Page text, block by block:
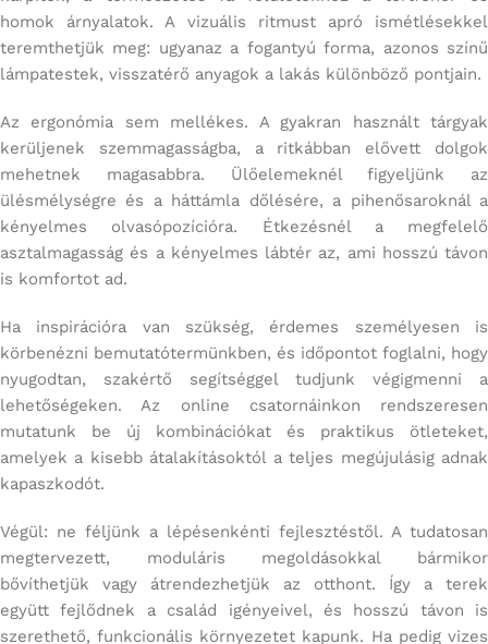
homok árnyalatok. A vizuális ritmust apró ismétlésekkel
teremthetjük meg: ugyanaz a fogantyú forma, azonos színű
lámpatestek, visszatérő anyagok a lakás különböző pontjain.
Az ergonómia sem mellékes. A gyakran használt tárgyak
kerüljenek szemmagasságba, a ritkábban elővett dolgok
mehetnek magasabbra. Ülőelemeknél figyeljünk az
ülésmélységre és a háttámla dőlésére, a pihenősaroknál a
kényelmes olvasópozícióra. Étkezésnél a megfelelő
asztalmagasság és a kényelmes lábtér az, ami hosszú távon
is komfortot ad.
Ha inspirációra van szükség, érdemes személyesen is
körbenézni bemutatótermünkben, és időpontot foglalni, hogy
nyugodtan, szakértő segítséggel tudjunk végigmenni a
lehetőségeken. Az online csatornáinkon rendszeresen
mutatunk be új kombinációkat és praktikus ötleteket,
amelyek a kisebb átalakításoktól a teljes megújulásig adnak
kapaszkodót.
Végül: ne féljünk a lépésenkénti fejlesztéstől. A tudatosan
megtervezett, moduláris megoldásokkal bármikor
bővíthetjük vagy átrendezhetjük az otthont. Így a terek
együtt fejlődnek a család igényeivel, és hosszú távon is
szerethető, funkcionális környezetet kapunk. Ha pedig vizes